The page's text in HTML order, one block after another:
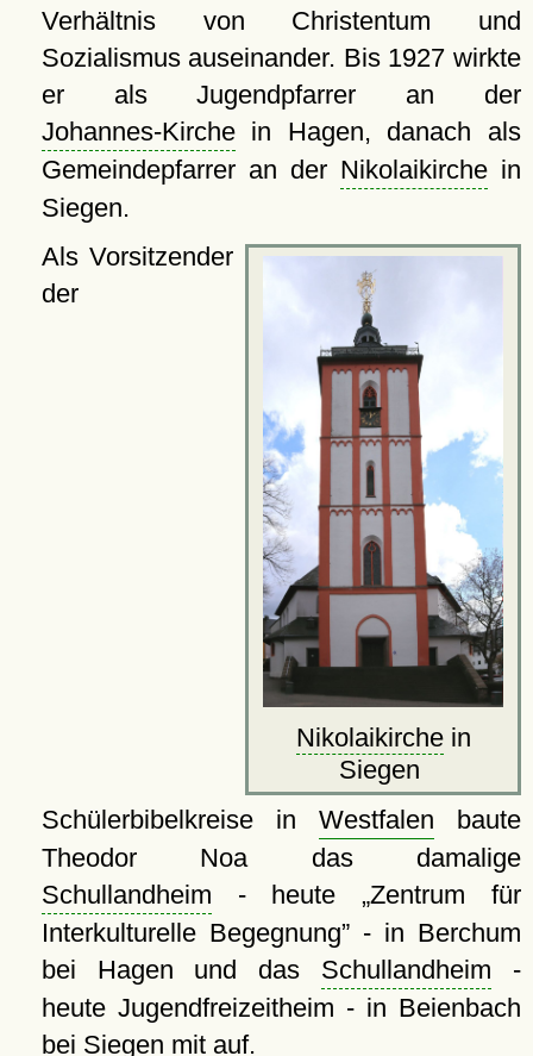
Verhältnis von Christentum und
Sozialismus auseinander. Bis 1927 wirkte
er als Jugendpfarrer an der
Johannes-Kirchein Hagen, danach als
Gemeindepfarrer an der Nikolaikirchein
Siegen.
Nikolaikirchein
Siegen
Als Vorsitzender
der
Schülerbibelkreise in Westfalen baute
Theodor Noa das damalige
Schullandheim - heute Zentrum für
Interkulturelle Begegnung - in Berchum
bei Hagen und das Schullandheim -
heute Jugendfreizeitheim - in Beienbach
bei Siegen mit auf.